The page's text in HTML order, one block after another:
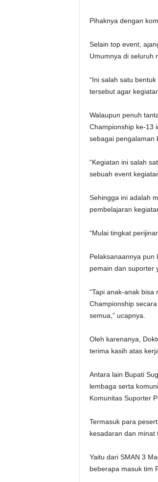
Pihaknya dengan
Selain top event,
Umumnya di seluruh
“Ini salah satu
tersebut agar
Walaupun penuh
Championship ke-13
sebagai pengalaman
“Kegiatan ini salah
sebuah event
Sehingga ini adalah
pembelajaran
“Mulai tingkat
Pelaksanaannya pun
pemain dan suporter
“Tapi anak-anak
Championship
semua,” ucapnya.
Oleh karenanya,
terima kasih atas
Antara lain Bupati
lembaga serta
Komunitas Suporter
Termasuk para
kesadaran dan minat
Yaitu dari SMAN 3
beberapa masuk tim